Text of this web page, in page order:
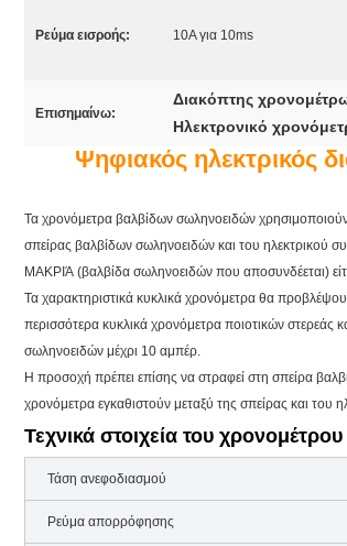
Ρεύμα εισροής: 10A για 10ms
Επισημαίνω:
Διακόπτης
Ηλεκτρονικό
Ψηφιακός ηλεκτρικός
Τα χρονόμετρα βαλβίδων σωληνοειδών
σπείρας βαλβίδων σωληνοειδών και του ηλεκτρικού
ΜΑΚΡΙΆ (βαλβίδα σωληνοειδών που αποσυνδέεται)
Τα χαρακτηριστικά κυκλικά χρονόμετρα θα
περισσότερα κυκλικά χρονόμετρα ποιοτικών στερεάς
σωληνοειδών μέχρι 10 αμπέρ.
Η προσοχή πρέπει επίσης να στραφεί στη σπείρα
χρονόμετρα εγκαθιστούν μεταξύ της σπείρας και του
Τεχνικά στοιχεία του
Τάση ανεφοδιασμού
Ρεύμα απορρόφησης